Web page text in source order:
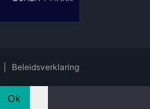
Beleidsverklaring
Ok